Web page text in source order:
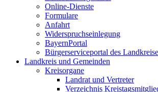
Online-Dienste
Formulare
Anfahrt
Widerspruchseinlegung
BayernPortal
Bürgerserviceportal des
Landkreis und Gemeinden
Kreisorgane
Landrat und Vertreter
Verzeichnis